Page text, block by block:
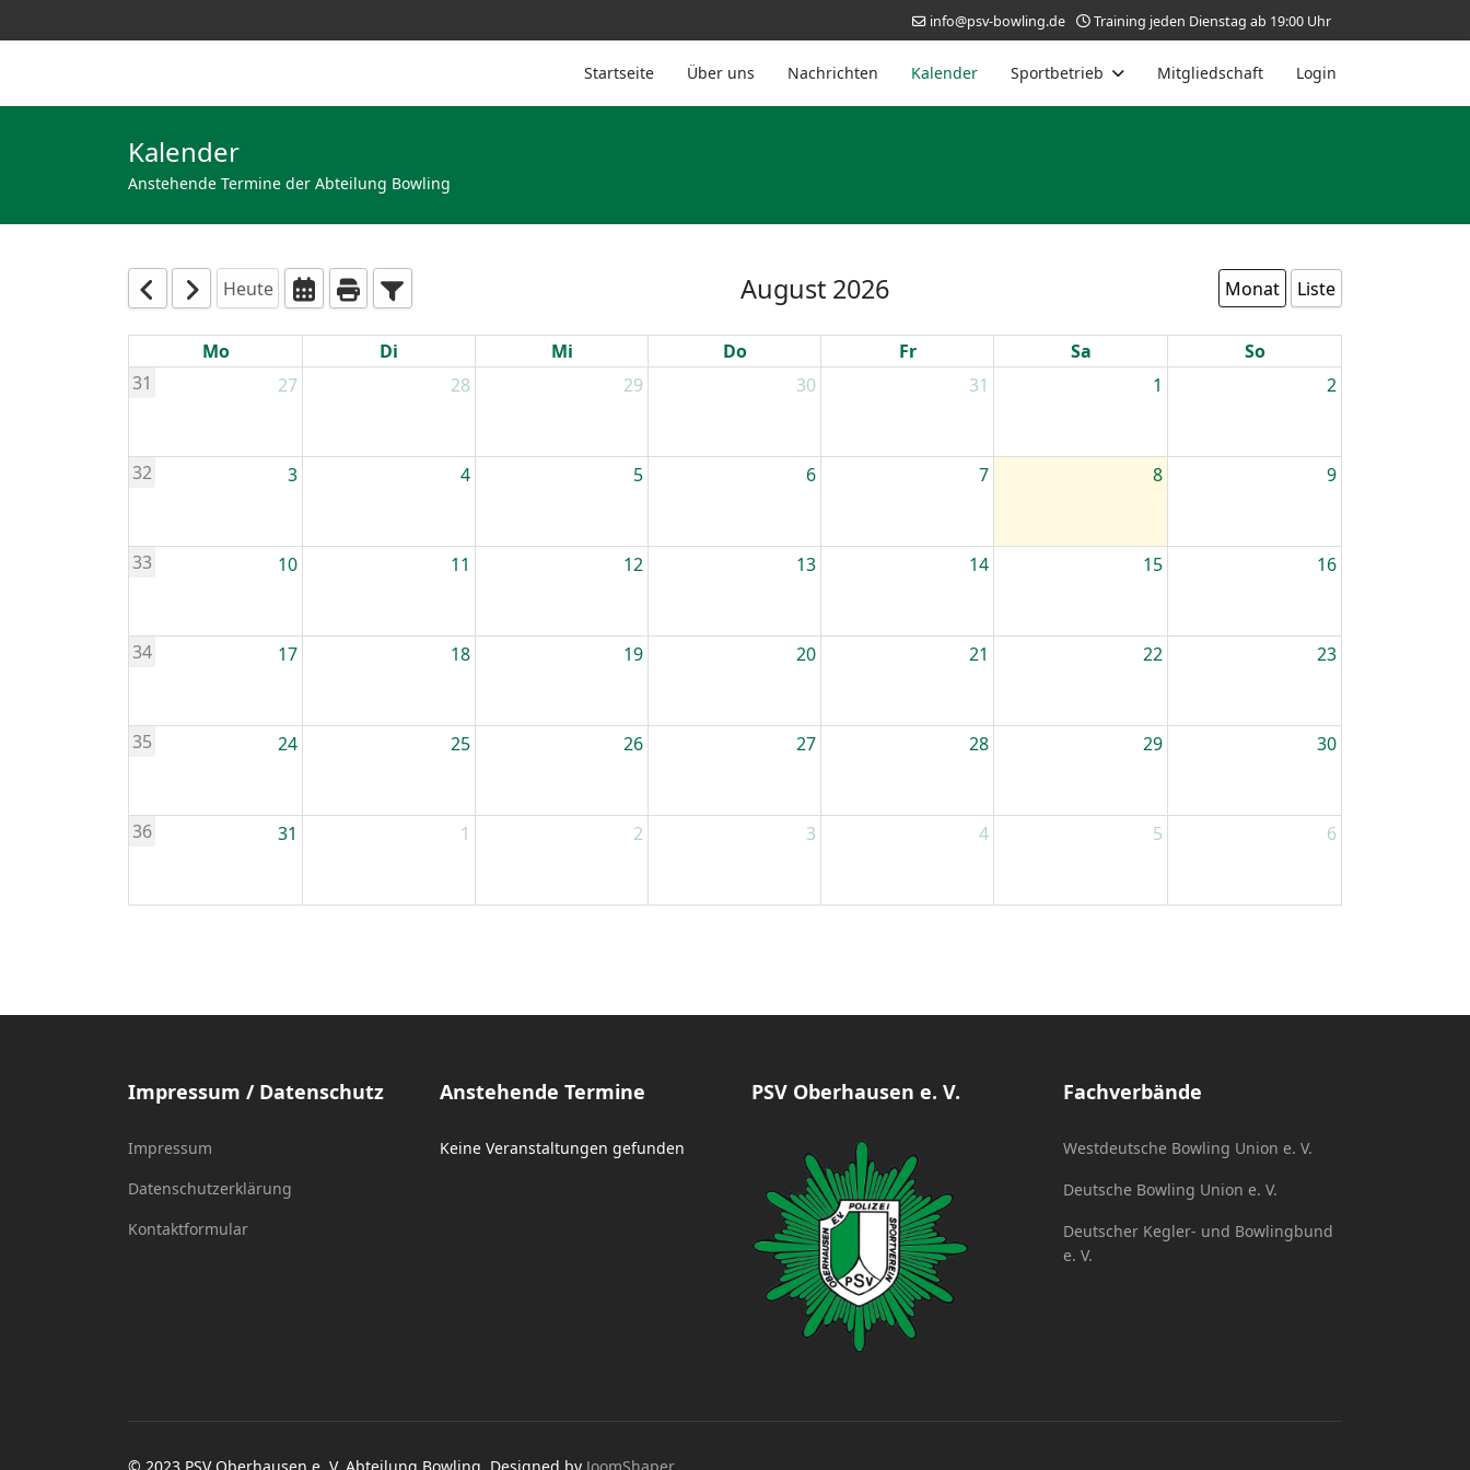
info@psv-bowling.de Training jeden Dienstag ab 19:00 Uhr
Startseite Über uns Nachrichten Kalender Sportbetrieb Mitgliedschaft Login
Kalender
Anstehende Termine der Abteilung Bowling
Heute August 2026 Monat Liste
Mo Di Mi Do Fr Sa
So
31
27 28 29 30 31 1 2
32 3 4 5 6 7 8 9
33 10 11 12 13 14 15 16
34 17 18 19 20 21 22 23
35 24 25 26 27 28 29 30
36 31 1 2 3 4 5 6
Impressum / Datenschutz
Impressum
Datenschutzerklärung
Kontaktformular
Anstehende Termine
Keine Veranstaltungen gefunden
PSV Oberhausen e. V. Fachverbände
Westdeutsche Bowling Union e. V.
Deutsche Bowling Union e. V.
Deutscher Kegler- und Bowlingbund
e. V.